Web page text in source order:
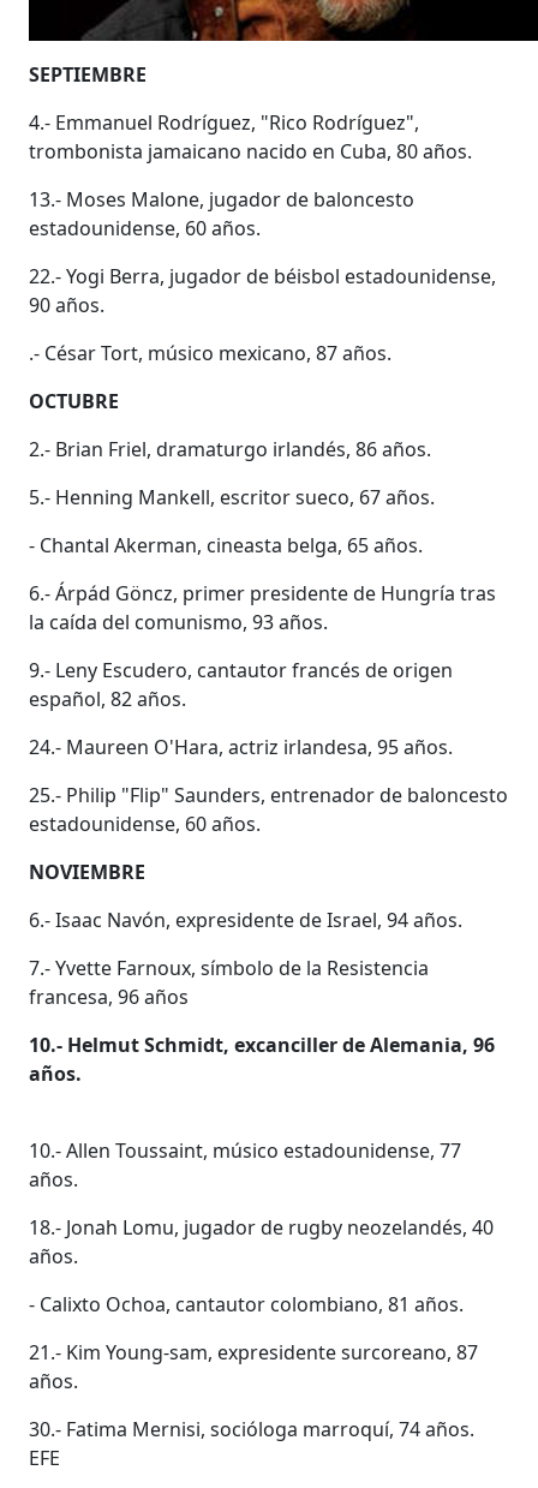
SEPTIEMBRE
4.- Emmanuel Rodríguez, "Rico Rodríguez",
trombonista jamaicano nacido en Cuba, 80 años.
13.- Moses Malone, jugador de baloncesto
estadounidense, 60 años.
22.- Yogi Berra, jugador de béisbol estadounidense,
90 años.
.- César Tort, músico mexicano, 87 años.
OCTUBRE
2.- Brian Friel, dramaturgo irlandés, 86 años.
5.- Henning Mankell, escritor sueco, 67 años.
- Chantal Akerman, cineasta belga, 65 años.
6.- Árpád Göncz, primer presidente de Hungría tras
la caída del comunismo, 93 años.
9.- Leny Escudero, cantautor francés de origen
español, 82 años.
24.- Maureen O'Hara, actriz irlandesa, 95 años.
25.- Philip "Flip" Saunders, entrenador de baloncesto
estadounidense, 60 años.
NOVIEMBRE
6.- Isaac Navón, expresidente de Israel, 94 años.
7.- Yvette Farnoux, símbolo de la Resistencia
francesa, 96 años
10.- Helmut Schmidt, excanciller de Alemania, 96
años.
10.- Allen Toussaint, músico estadounidense, 77
años.
18.- Jonah Lomu, jugador de rugby neozelandés, 40
años.
- Calixto Ochoa, cantautor colombiano, 81 años.
21.- Kim Young-sam, expresidente surcoreano, 87
años.
30.- Fatima Mernisi, socióloga marroquí, 74 años.
EFE